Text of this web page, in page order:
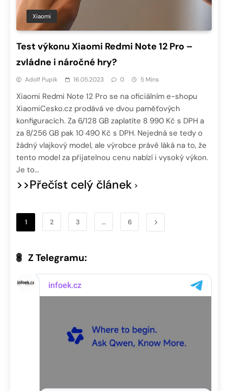
Xiaomi
Test výkonu Xiaomi Redmi Note 12 Pro –
zvládne i náročné hry?
Adolf Pupík 16.05.2023 0 5 Mins
Xiaomi Redmi Note 12 Pro se na oficiálním e-shopu
XiaomiCesko.cz prodává ve dvou paměťových
konfiguracích. Za 6/128 GB zaplatíte 8 990 Kč s DPH a
za 8/256 GB pak 10 490 Kč s DPH. Nejedná se tedy o
žádný vlajkový model, ale výrobce právě láká na to, že
tento model za přijatelnou cenu nabízí i vysoký výkon.
Je to…
>>Přečíst celý článek
1 2 3 … 6
Z Telegramu: